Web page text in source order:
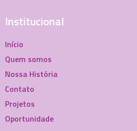
Institucional
Início
Quem somos
Nossa História
Contato
Projetos
Oportunidade